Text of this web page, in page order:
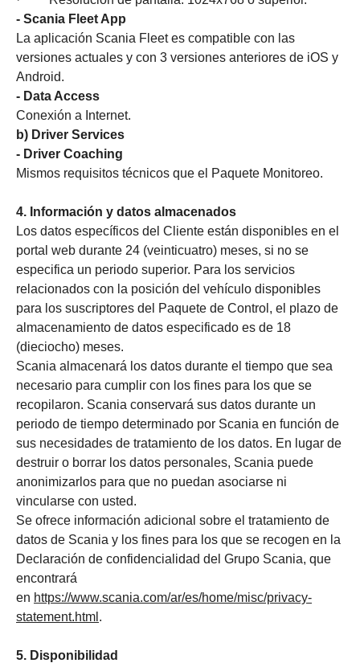
- Scania Fleet App
La aplicación Scania Fleet es compatible con las
versiones actuales y con 3 versiones anteriores de iOS y
Android.
- Data Access
Conexión a Internet.
b) Driver Services
- Driver Coaching
Mismos requisitos técnicos que el Paquete Monitoreo.
4. Información y datos almacenados
Los datos específicos del Cliente están disponibles en el
portal web durante 24 (veinticuatro) meses, si no se
especifica un periodo superior. Para los servicios
relacionados con la posición del vehículo disponibles
para los suscriptores del Paquete de Control, el plazo de
almacenamiento de datos especificado es de 18
(dieciocho) meses.
Scania almacenará los datos durante el tiempo que sea
necesario para cumplir con los fines para los que se
recopilaron. Scania conservará sus datos durante un
periodo de tiempo determinado por Scania en función de
sus necesidades de tratamiento de los datos. En lugar de
destruir o borrar los datos personales, Scania puede
anonimizarlos para que no puedan asociarse ni
vincularse con usted.
Se ofrece información adicional sobre el tratamiento de
datos de Scania y los fines para los que se recogen en la
Declaración de confidencialidad del Grupo Scania, que
encontrará
en https://www.scania.com/ar/es/home/misc/privacy-
statement.html .
5. Disponibilidad